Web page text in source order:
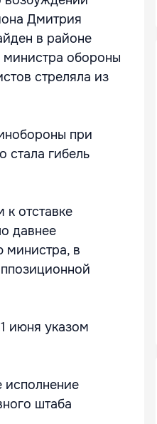
Дмитрия
в районе
министра обороны
стреляла из
при
стала гибель
к отставке
давнее
министра, в
июня указом
исполнение
штаба